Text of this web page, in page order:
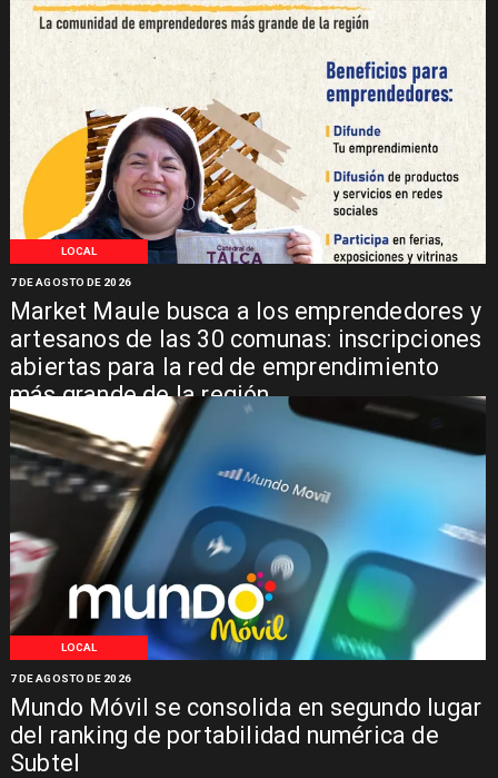
LOCAL
Market Maule busca a los emprendedores y
artesanos de las 30 comunas: inscripciones
abiertas para la red de emprendimiento
más grande de la región
7 DE AGOSTO DE 2026
LOCAL
Mundo Móvil se consolida en segundo lugar
del ranking de portabilidad numérica de
Subtel
7 DE AGOSTO DE 2026